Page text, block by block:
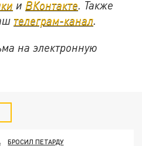
и ВКонтакте. Также
телеграм-канал.
на электронную
БРОСИЛ ПЕТАРДУ